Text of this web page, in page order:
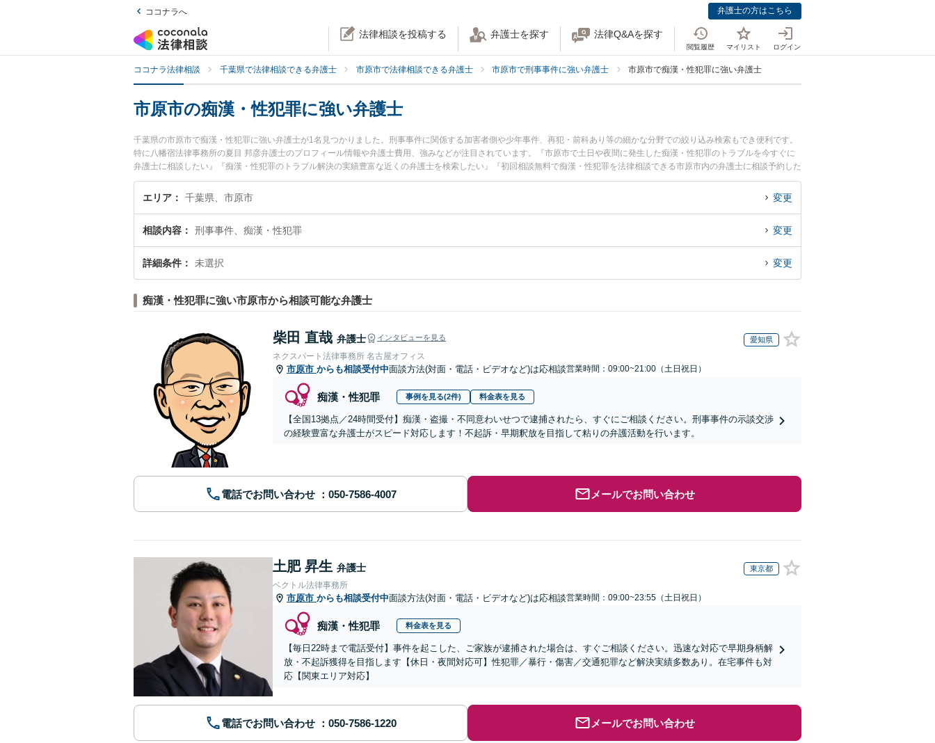
ココナラへ 弁護士の方はこちら
法律相談を投稿する 弁護士を探す 法律Q&Aを探す
閲覧履歴 マイリスト ログイン
ココナラ法律相談 千葉県で法律相談できる弁護士 市原市で法律相談できる弁護士 市原市で刑事事件に強い弁護士 市原市で痴漢・性犯罪に強い弁護士
市原市の痴漢・性犯罪に強い弁護士
千葉県の市原市で痴漢・性犯罪に強い弁護士が1名見つかりました。刑事事件に関係する加害者側や少年事件、再犯・前科あり等の細かな分野での絞り込み検索もでき便利です。
特に八幡宿法律事務所の夏目 邦彦弁護士のプロフィール情報や弁護士費用、強みなどが注目されています。『市原市で土日や夜間に発生した痴漢・性犯罪のトラブルを今すぐに
弁護士に相談したい』『痴漢・性犯罪のトラブル解決の実績豊富な近くの弁護士を検索したい』『初回相談無料で痴漢・性犯罪を法律相談できる市原市内の弁護士に相談予約した
い』などでお困りの相談者さんにおすすめです。
エリア 千葉県、市原市 変更
相談内容 刑事事件、痴漢・性犯罪 変更
詳細条件 未選択 変更
痴漢・性犯罪に強い市原市から相談可能な弁護士
柴田 直哉 弁護士 インタビューを見る 愛知県
ネクスパート法律事務所 名古屋オフィス
市原市 からも相談受付中面談方法(対面・電話・ビデオなど)は応相談営業時間：09:00~21:00（土日祝日）
痴漢・性犯罪 事例を見る(2件) 料金表を見る
【全国13拠点／24時間受付】痴漢・盗撮・不同意わいせつで逮捕されたら、すぐにご相談ください。刑事事件の示談交渉
の経験豊富な弁護士がスピード対応します！不起訴・早期釈放を目指して粘りの弁護活動を行います。
電話でお問い合わせ メールでお問い合わせ
土肥 昇生 弁護士 東京都
ベクトル法律事務所
市原市 からも相談受付中面談方法(対面・電話・ビデオなど)は応相談営業時間：09:00~23:55（土日祝日）
痴漢・性犯罪 料金表を見る
【毎日22時まで電話受付】事件を起こした、ご家族が逮捕された場合は、すぐご相談ください。迅速な対応で早期身柄解
放・不起訴獲得を目指します【休日・夜間対応可】性犯罪／暴行・傷害／交通犯罪など解決実績多数あり。在宅事件も対
応【関東エリア対応】
電話でお問い合わせ メールでお問い合わせ